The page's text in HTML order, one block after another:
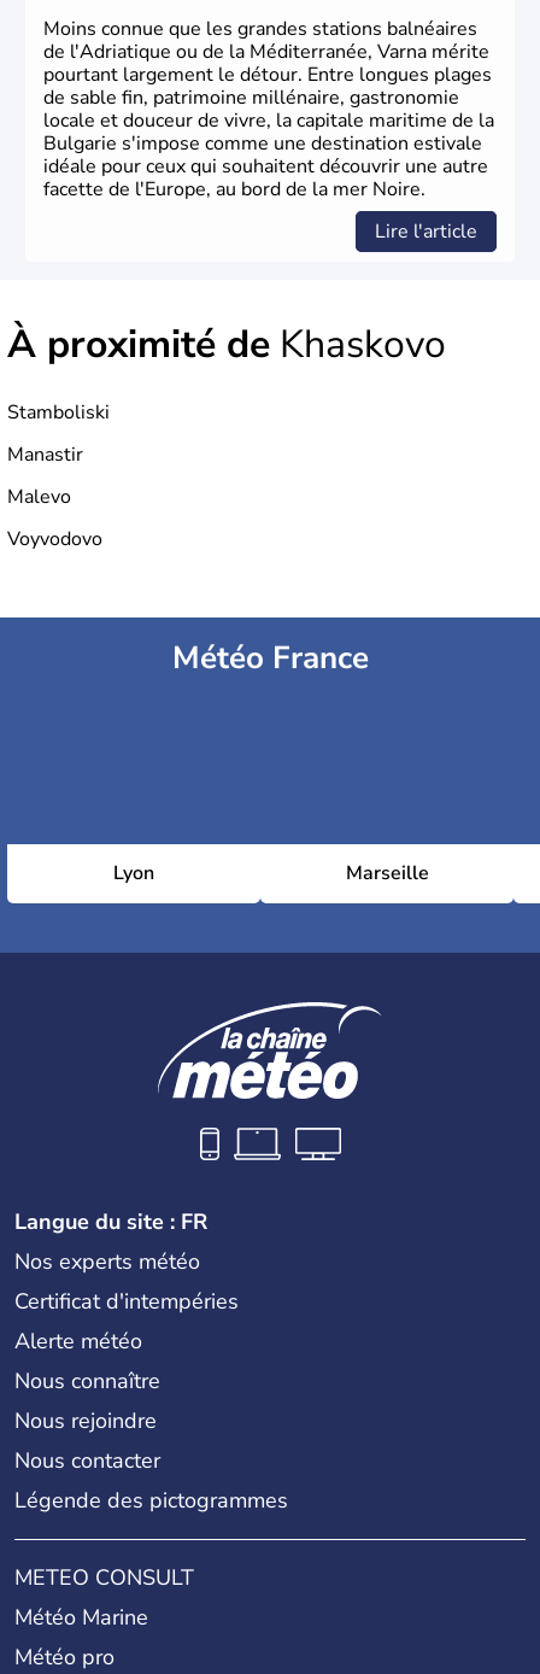
Moins connue que les grandes stations balnéaires
de l'Adriatique ou de la Méditerranée, Varna mérite
pourtant largement le détour. Entre longues plages
de sable fin, patrimoine millénaire, gastronomie
locale et douceur de vivre, la capitale maritime de la
Bulgarie s'impose comme une destination estivale
idéale pour ceux qui souhaitent découvrir une autre
facette de l'Europe, au bord de la mer Noire.
Lire l'article
À proximité de Khaskovo
Stamboliski
Manastir
Malevo
Voyvodovo
Météo France
Lyon Marseille
Langue du site : FR
Nos experts météo
Certificat d'intempéries
Alerte météo
Nous connaître
Nous rejoindre
Nous contacter
Légende des pictogrammes
METEO CONSULT
Météo Marine
Météo pro